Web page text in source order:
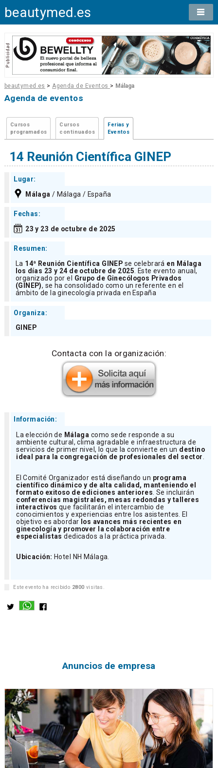
beautymed.es
beautymed.es >Agenda de Eventos > Málaga
Agenda de eventos
Cursos
programados
Cursos
continuados
Ferias y
Eventos
14 Reunión Científica GINEP
Lugar:
Málaga/ Málaga / España
Fechas:
23 y 23 de octubre de 2025
Resumen:
La 14ª Reunión Científica GINEP se celebrará en Málaga
los días 23 y 24 de octubre de 2025 . Este evento anual,
organizado por el Grupo de Ginecólogos Privados
(GINEP), se ha consolidado como un referente en el
ámbito de la ginecología privada en España
Organiza:
GINEP
Contacta con la organización:
Información:
La elección de Málaga como sede responde a su
ambiente cultural, clima agradable e infraestructura de
servicios de primer nivel, lo que la convierte en un destino
ideal para la congregación de profesionales del sector
El Comité Organizador está diseñando un programa
científico dinámico y de alta calidad, manteniendo el
formato exitoso de ediciones anteriores . Se incluirán
conferencias magistrales, mesas redondas y talleres
interactivos que facilitarán el intercambio de
conocimientos y experiencias entre los asistentes. El
objetivo es abordar los avances más recientes en
ginecología y promover la colaboración entre
especialistasdedicados a la práctica privada.
Ubicación: Hotel NH Málaga.
Este evento ha recibido 2800 visitas.
Anuncios de empresa